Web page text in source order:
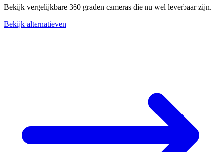
Bekijk vergelijkbare 360 graden cameras die nu wel leverbaar zijn.
Bekijk alternatieven